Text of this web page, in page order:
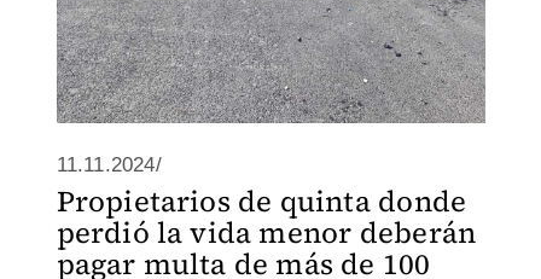
11.11.2024/
Propietarios de quinta donde
perdió la vida menor deberán
pagar multa de más de 100